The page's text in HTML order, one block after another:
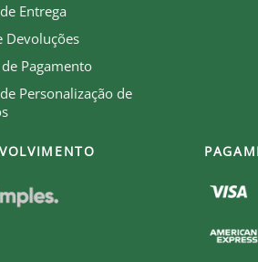
Entrega
Devoluções
Pagamento
Personalização de